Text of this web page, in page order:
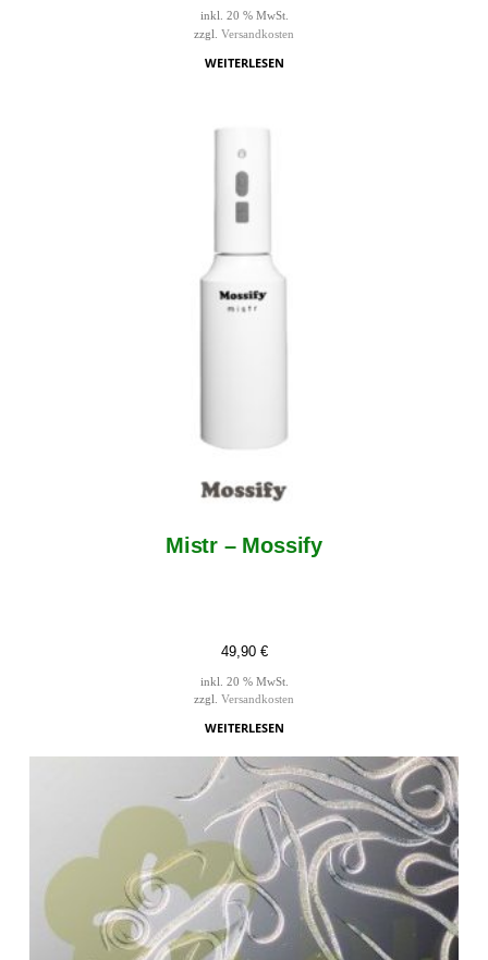
inkl. 20 % MwSt.
zzgl. Versandkosten
WEITERLESEN
Mistr – Mossify
49,90 €
inkl. 20 % MwSt.
zzgl. Versandkosten
WEITERLESEN